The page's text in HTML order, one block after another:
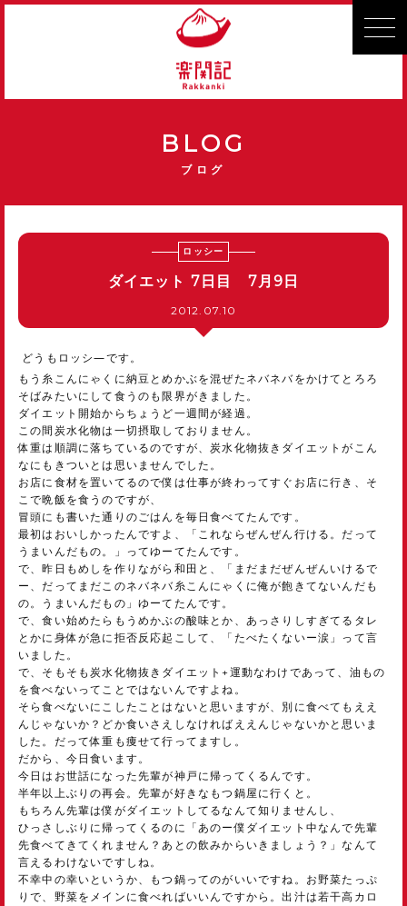
BLOG
ブログ
ロッシー
ダイエット 7日目 7月9日
2012.07.10
どうもロッシ―です。
もう糸こんにゃくに納豆とめかぶを混ぜたネバネバをかけてとろろ
そばみたいにして食うのも限界がきました。
ダイエット開始からちょうど一週間が経過。
この間炭水化物は一切摂取しておりません。
体重は順調に落ちているのですが、炭水化物抜きダイエットがこん
なにもきついとは思いませんでした。
お店に食材を置いてるので僕は仕事が終わってすぐお店に行き、そ
こで晩飯を食うのですが、
冒頭にも書いた通りのごはんを毎日食べてたんです。
最初はおいしかったんですよ、「これならぜんぜん行ける。だって
うまいんだもの。」ってゆーてたんです。
で、昨日もめしを作りながら和田と、「まだまだぜんぜんいけるで
ー、だってまだこのネバネバ糸こんにゃくに俺が飽きてないんだも
の。うまいんだもの」ゆーてたんです。
で、食い始めたらもうめかぶの酸味とか、あっさりしすぎてるタレ
とかに身体が急に拒否反応起こして、「たべたくないー涙」って言
いました。
で、そもそも炭水化物抜きダイエット+運動なわけであって、油もの
を食べないってことではないんですよね。
そら食べないにこしたことはないと思いますが、別に食べてもええ
んじゃないか？どか食いさえしなければええんじゃないかと思いま
した。だって体重も痩せて行ってますし。
だから、今日食います。
今日はお世話になった先輩が神戸に帰ってくるんです。
半年以上ぶりの再会。先輩が好きなもつ鍋屋に行くと。
もちろん先輩は僕がダイエットしてるなんて知りませんし、
ひっさしぶりに帰ってくるのに「あのー僕ダイエット中なんで先輩
先食べてきてくれません？あとの飲みからいきましょう？」なんて
言えるわけないですしね。
不幸中の幸いというか、もつ鍋ってのがいいですね。お野菜たっぷ
りで、野菜をメインに食べればいいんですから。出汁は若干高カロ